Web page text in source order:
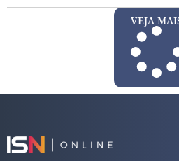
VEJA